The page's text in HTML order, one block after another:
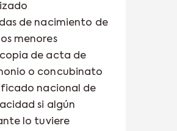
de nacimiento de
menores
de acta de
o concubinato
nacional de
si algún
lo tuviere